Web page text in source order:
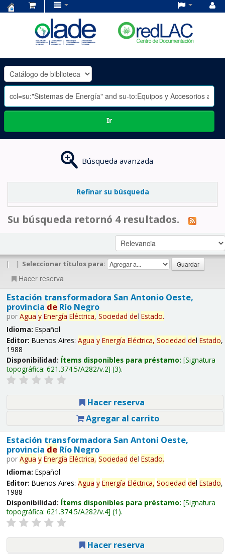
OLADE
-
Ir
Búsqueda avanzada
Refinar su búsqueda
Su búsqueda retornó 4 resultados.
| | Seleccionar títulos para:
Hacer reserva
Estación transformadora San Antonio Oeste,
provincia deRío Negro
por Agua y Energía Eléctrica, Sociedad del Estado.
Idioma: Español
Editor: Buenos Aires: Agua y Energía Eléctrica, Sociedad del Estado,
1988
Disponibilidad: Ítems disponibles para préstamo: Signatura
topográfica: 621.374.5/A282/v.2 (3).
Hacer reserva
Agregar al carrito
Estación transformadora San Antoni Oeste,
provincia deRío Negro
por Agua y Energía Eléctrica, Sociedad del Estado.
Idioma: Español
Editor: Buenos Aires: Agua y Energía Eléctrica, Sociedad del Estado,
1988
Disponibilidad: Ítems disponibles para préstamo: Signatura
topográfica: 621.374.5/A282/v.4 (1).
Hacer reserva